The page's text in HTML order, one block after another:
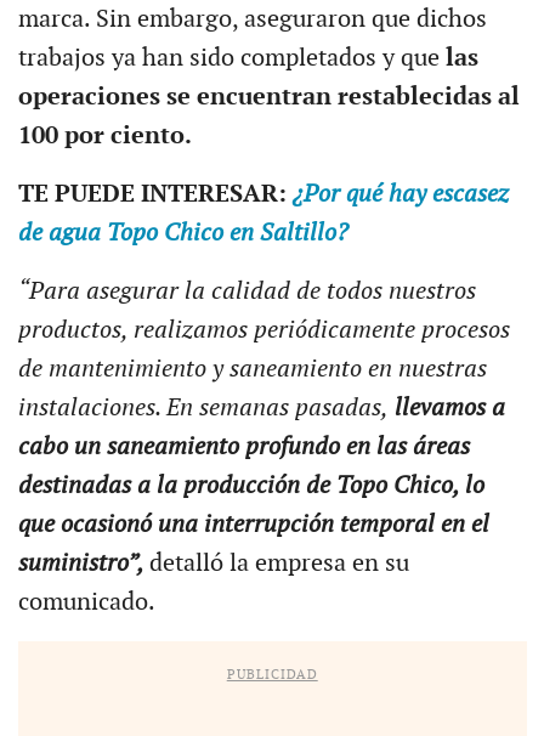
marca. Sin embargo, aseguraron que dichos
trabajos ya han sido completados y que las
operaciones se encuentran restablecidas al
100 por ciento.
TE PUEDE INTERESAR: ¿Por qué hay escasez
de agua Topo Chico en Saltillo?
“Para asegurar la calidad de todos nuestros
productos, realizamos periódicamente procesos
de mantenimiento y saneamiento en nuestras
instalaciones. En semanas pasadas, llevamos a
cabo un saneamiento profundo en las áreas
destinadas a la producción de Topo Chico, lo
que ocasionó una interrupción temporal en el
suministro”, detalló la empresa en su
comunicado.
PUBLICIDAD